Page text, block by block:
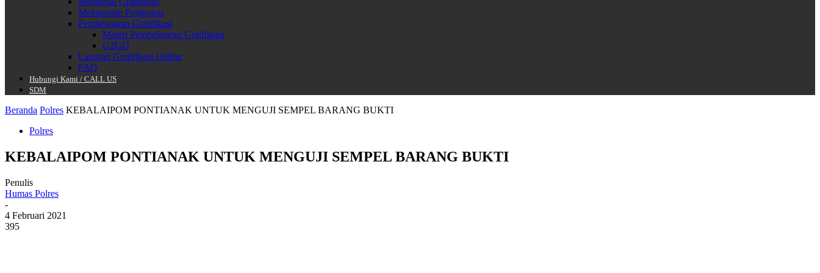
Mekanisme Pelaporan
Pembelajaran Gratifikasi
Materi Pembelajaran Gratifikasi
G2GO
Laporan Gratifikasi Online
FAQ
Hubungi Kami / CALL US
SDM
Beranda Polres KEBALAIPOM PONTIANAK UNTUK MENGUJI SEMPEL BARANG BUKTI
Polres
KEBALAIPOM PONTIANAK UNTUK MENGUJI SEMPEL BARANG BUKTI
Penulis
Humas Polres
-
4 Februari 2021
395